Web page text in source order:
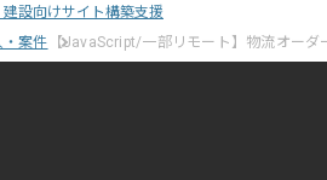
設向けサイト構築支援
案件 【JavaScript/一部リモート】物流オーダ